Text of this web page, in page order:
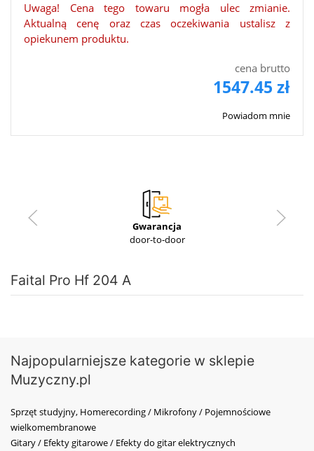
Uwaga! Cena tego towaru mogła ulec zmianie.
Aktualną cenę oraz czas oczekiwania ustalisz z
opiekunem produktu.
cena brutto
1547.45 zł
Powiadom mnie
Gwarancja
door-to-door
Faital Pro Hf 204 A
Najpopularniejsze kategorie w sklepie
Muzyczny.pl
Sprzęt studyjny, Homerecording / Mikrofony / Pojemnościowe
wielkomembranowe
Gitary / Efekty gitarowe / Efekty do gitar elektrycznych